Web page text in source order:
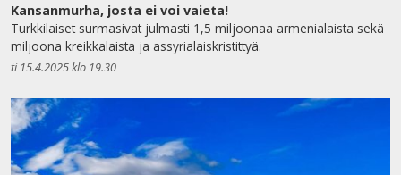
Kansanmurha, josta ei voi vaieta!
Turkkilaiset surmasivat julmasti 1,5 miljoonaa armenialaista sekä
miljoona kreikkalaista ja assyrialaiskristittyä.
ti 15.4.2025 klo 19.30